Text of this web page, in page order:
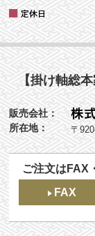
【掛け軸総
販売会社：
所在地：
〒
ご注文はFAX
FAX